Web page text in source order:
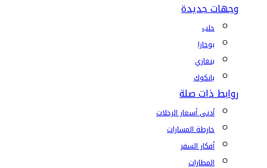
وجهات جديدة
حلب
بوخارا
بنغازي
بانكوك
روابط ذات صلة
أدنى أسعار الرحلات
خارطة المسارات
أفكار السفر
المطارات